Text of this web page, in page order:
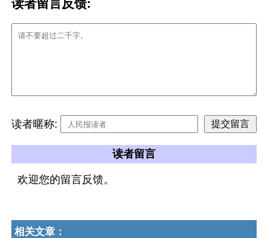
读者留言反馈:
读者暱称:
读者留言
欢迎您的留言反馈。
相关文章：